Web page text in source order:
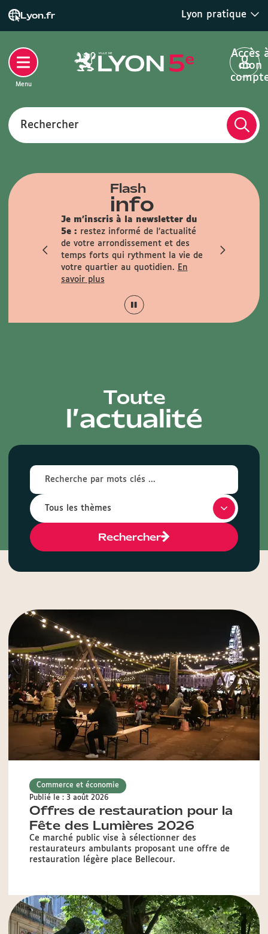
Lyon.fr Lyon pratique
Rechercher
Accès
mon
Menu
Flash
info
Je m'inscris à la newsletter du
5e : restez informé de l’actualité
de votre arrondissement et des
temps forts qui rythment la vie de
votre quartier au quotidien.
En
savoir plus
Toute
l’actualité
Rechercher
Commerce et économie
Publié le : 3 août 2026
Offres de restauration pour la
Fête des Lumières 2026
Ce marché public vise à sélectionner des
restaurateurs ambulants proposant une offre de
restauration légère place Bellecour.